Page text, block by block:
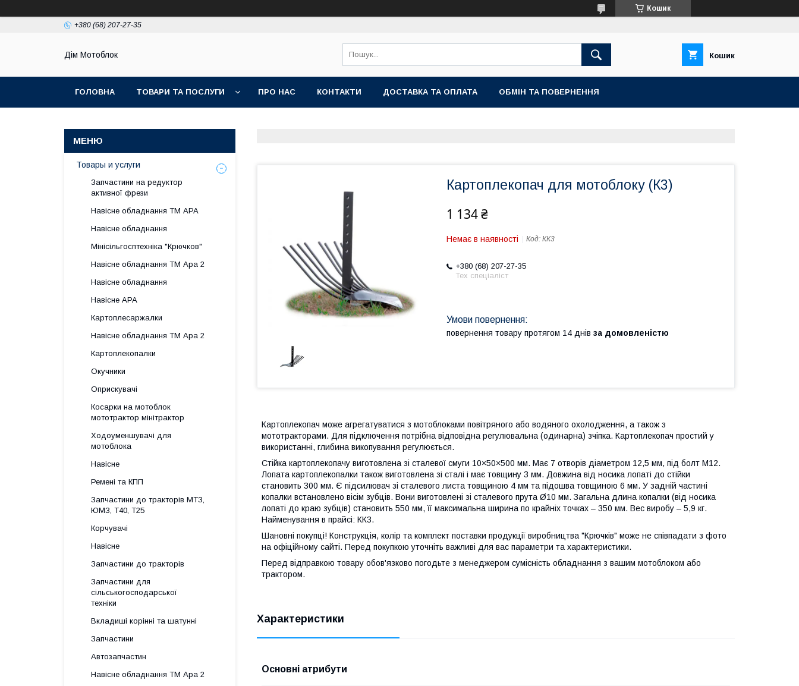
Кошик
+380 (68) 207-27-35
Дім Мотоблок Кошик
ГОЛОВНА ТОВАРИ ТА ПОСЛУГИ ПРО НАС КОНТАКТИ ДОСТАВКА ТА ОПЛАТА ОБМІН ТА ПОВЕРНЕННЯ
Картоплекопач для мотоблоку (К3)
1 134 ₴
Немає в наявності Код: КК3
+380 (68) 207-27-35
Тех спеціаліст
повернення товару протягом 14 днів за домовленістю
Картоплекопач може агрегатуватися з мотоблоками повітряного або водяного охолодження, а також з
мототракторами. Для підключення потрібна відповідна регулювальна (одинарна) зчіпка. Картоплекопач простий у
використанні, глибина викопування регулюється.
Стійка картоплекопачу виготовлена зі сталевої смуги 10×50×500 мм. Має 7 отворів діаметром 12,5 мм, під болт М12.
Лопата картоплекопалки також виготовлена зі сталі і має товщину 3 мм. Довжина від носика лопаті до стійки
становить 300 мм. Є підсилювач зі сталевого листа товщиною 4 мм та підошва товщиною 6 мм. У задній частині
копалки встановлено вісім зубців. Вони виготовлені зі сталевого прута Ø10 мм. Загальна длина копалки (від носика
лопаті до краю зубців) становить 550 мм, її максимальна ширина по крайніх точках – 350 мм. Вес виробу – 5,9 кг.
Найменування в прайсі: КК3.
Шановні покупці! Конструкція, колір та комплект поставки продукції виробництва "Крючків" може не співпадати з фото
на офіційному сайті. Перед покупкою уточніть важливі для вас параметри та характеристики.
Перед відправкою товару обов'язково погодьте з менеджером сумісність обладнання з вашим мотоблоком або
трактором.
Характеристики
Основні атрибути
Товары и услуги
Запчастини на редуктор
активної фрези
Навісне обладнання ТМ АРА
Навісне обладнання
Мінісільгосптехніка "Крючков"
Навісне обладнання ТМ Ара 2
Навісне обладнання
Навісне АРА
Картоплесаржалки
Навісне обладнання ТМ Ара 2
Картоплекопалки
Окучники
Оприскувачі
Косарки на мотоблок
мототрактор мінітрактор
Ходоуменшувачі для
мотоблока
Навісне
Ремені та КПП
Запчастини до тракторів МТЗ,
ЮМЗ, Т40, Т25
Корчувачі
Навісне
Запчастини до тракторів
Запчастини для
сільськогосподарської
техніки
Вкладиші корінні та шатунні
Запчастини
Автозапчастин
Навісне обладнання ТМ Ара 2